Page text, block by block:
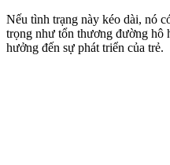
Nếu tình trạng này kéo dài, nó
trọng như tổn thương đường hô
hưởng đến sự phát triển của trẻ.